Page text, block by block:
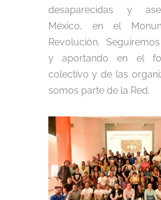
desaparecidas y
México, en el
Revolución.
y aportando en el
colectivo y de las
somos parte de la Red.